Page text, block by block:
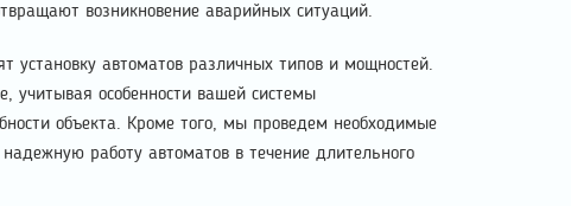
возникновение аварийных ситуаций.
установку автоматов различных типов и мощностей.
учитывая особенности вашей системы
объекта. Кроме того, мы проведем необходимые
работу автоматов в течение длительного